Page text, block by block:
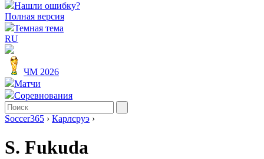
Нашли ошибку?
Полная версия
Темная тема
RU
ЧМ 2026
Матчи
Соревнования
Soccer365 › Карлсруэ ›
S. Fukuda